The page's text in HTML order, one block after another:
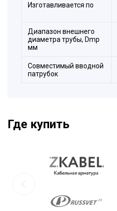
Изготавливается по
Диапазон внешнего
диаметра трубы, Dmp
мм
Совместимый вводной
патрубок
Где купить